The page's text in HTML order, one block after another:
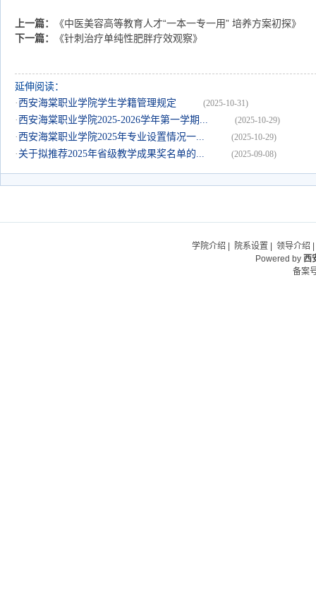
上一篇：
《中医美容高等教育人才“一本一专一用” 培养方案初探》
下一篇：
《针刺治疗单纯性肥胖疗效观察》
延伸阅读：
· 西安海棠职业学院学生学籍管理规定 (2025-10-31)
· 西安海棠职业学院2025-2026学年第一学期... (2025-10-29)
· 西安海棠职业学院2025年专业设置情况一... (2025-10-29)
· 关于拟推荐2025年省级教学成果奖名单的... (2025-09-08)
学院介绍 院系设置 领导介绍
Powered by 西
备案